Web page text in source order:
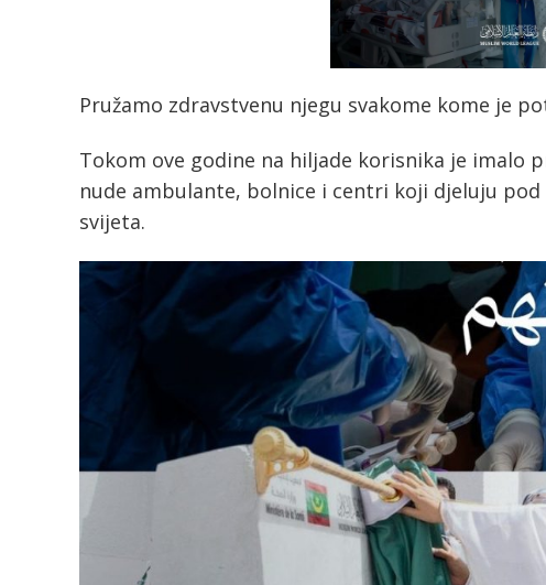
Pružamo zdravstvenu njegu svakome kome je
Tokom ove godine na hiljade korisnika je imalo
nude ambulante, bolnice i centri koji djeluju
svijeta.